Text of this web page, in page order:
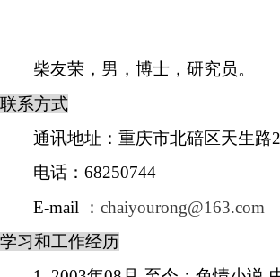
柴友荣，男，博士，研究员。
联系方式
通讯地址：重庆市北碚区天生路
电话：68250744
E-mail
：chaiyourong@163.com
学习和工作经历